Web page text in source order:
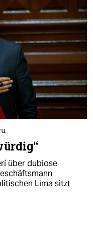
über dubiose
Lima sitzt